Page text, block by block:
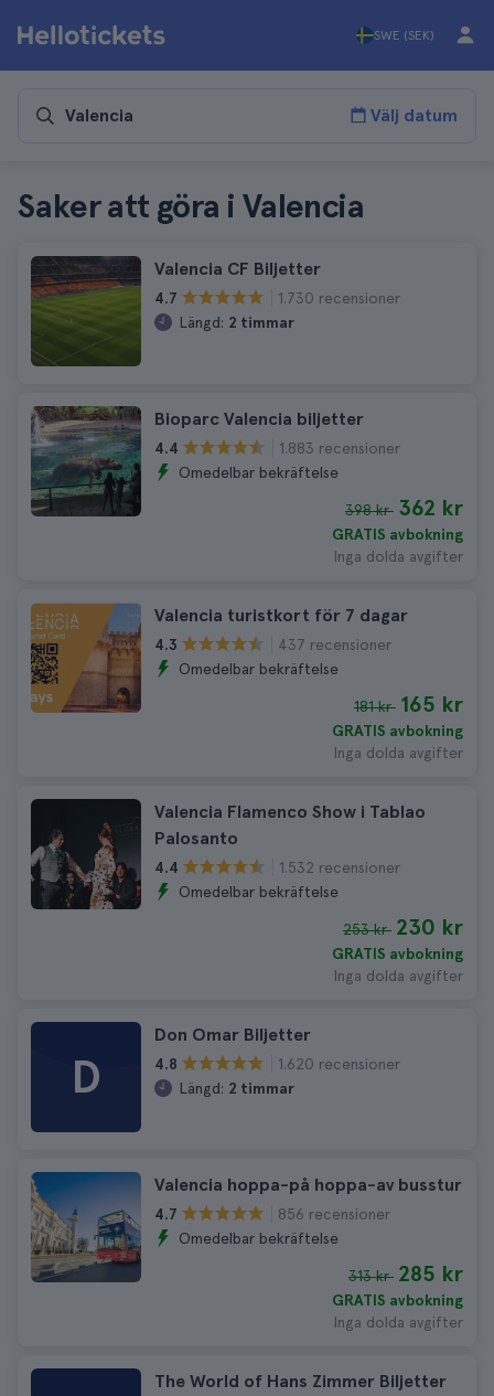
SWE (SEK)
Välj datum
Saker att göra i Valencia
Valencia CF Biljetter
4.7
1.730 recensioner
Längd: 2 timmar
Bioparc Valencia biljetter
4.4
1.883 recensioner
Omedelbar bekräftelse
398 kr 362 kr
GRATIS avbokning
Inga dolda avgifter
Valencia turistkort för 7 dagar
4.3
437 recensioner
Omedelbar bekräftelse
181 kr 165 kr
GRATIS avbokning
Inga dolda avgifter
Valencia Flamenco Show i Tablao
Palosanto
4.4
1.532 recensioner
Omedelbar bekräftelse
253 kr 230 kr
GRATIS avbokning
Inga dolda avgifter
D
Don Omar Biljetter
4.8
1.620 recensioner
Längd: 2 timmar
Valencia hoppa-på hoppa-av busstur
4.7
856 recensioner
Omedelbar bekräftelse
313 kr 285 kr
GRATIS avbokning
Inga dolda avgifter
The World of Hans Zimmer Biljetter